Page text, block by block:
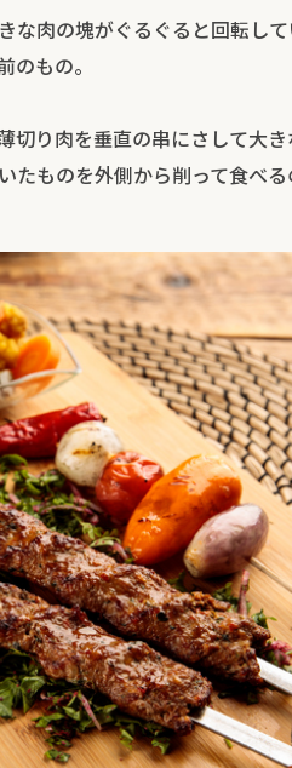
な肉の塊がぐるぐると回転し
もの。
切り肉を垂直の串にさして大
たものを外側から削って食べ